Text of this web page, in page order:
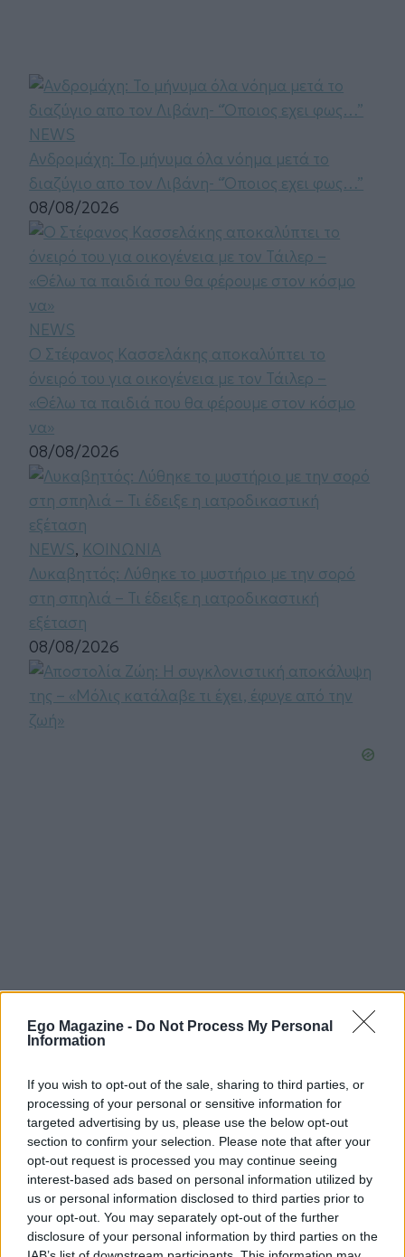
Ego Magazine - Do Not Process My Personal
Information
If you wish to opt-out of the sale, sharing to third parties, or
processing of your personal or sensitive information for
targeted advertising by us, please use the below opt-out
section to confirm your selection. Please note that after your
opt-out request is processed you may continue seeing
interest-based ads based on personal information utilized by
us or personal information disclosed to third parties prior to
your opt-out. You may separately opt-out of the further
disclosure of your personal information by third parties on the
NEWS
Ανδρομάχη: Το μήνυμα όλα νόημα μετά το
διαζύγιο απο τον Λιβάνη- “Όποιος εχει φως…”
08/08/2026
NEWS
Ο Στέφανος Κασσελάκης αποκαλύπτει το
όνειρό του για οικογένεια με τον Τάιλερ –
«Θέλω τα παιδιά που θα φέρουμε στον κόσμο
να»
08/08/2026
NEWS, ΚΟΙΝΩΝΙΑ
Λυκαβηττός: Λύθηκε το μυστήριο με την σορό
στη σπηλιά – Τι έδειξε η ιατροδικαστική
εξέταση
08/08/2026
NEWS
Αποστολία Ζώη: Η συγκλονιστική αποκάλυψη
της – «Μόλις κατάλαβε τι έχει, έφυγε από την
08/08/2026